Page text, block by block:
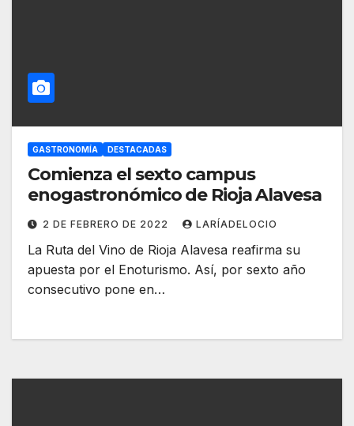
GASTRONOMÍA DESTACADAS
Comienza el sexto campus
enogastronómico de Rioja Alavesa
2 DE FEBRERO DE 2022 LARÍADELOCIO
La Ruta del Vino de Rioja Alavesa reafirma su
apuesta por el Enoturismo. Así, por sexto año
consecutivo pone en…